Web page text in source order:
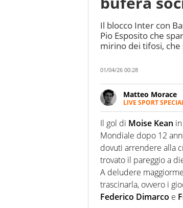
Il blocco Inter con
Pio Esposito che
mirino dei tifosi, che
01/04/26 00:28
Matteo Morace
LIVE SPORT
La
focalizzando
ma fatti
Il gol di Moise Kean
Mondiale dopo 12
dovuti arrendere alla
trovato il pareggio a
A deludere
trascinarla, ovvero i
Federico Dimarco e